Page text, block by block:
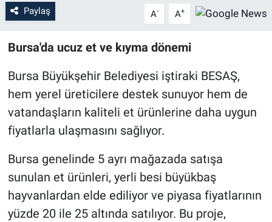
Paylaş A- A+
Bursa'da ucuz et ve kıyma dönemi
Bursa Büyükşehir Belediyesi iştiraki BESAŞ,
hem yerel üreticilere destek sunuyor hem de
vatandaşların kaliteli et ürünlerine daha uygun
fiyatlarla ulaşmasını sağlıyor.
Bursa genelinde 5 ayrı mağazada satışa
sunulan et ürünleri, yerli besi büyükbaş
hayvanlardan elde ediliyor ve piyasa fiyatlarının
yüzde 20 ile 25 altında satılıyor. Bu proje,
Dünya
Magazin
Siyaset
Yaşam
Spor
Nöbetçi Eczaneler